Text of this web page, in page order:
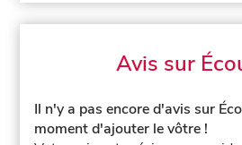
Avis sur
Il n'y a pas encore d'avis sur
moment d'ajouter le vôtre !